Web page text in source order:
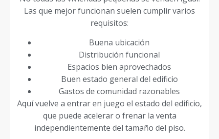
Las que mejor funcionan suelen cumplir varios
requisitos:
Buena ubicación
Distribución funcional
Espacios bien aprovechados
Buen estado general del edificio
Gastos de comunidad razonables
Aquí vuelve a entrar en juego el estado del edificio,
que puede acelerar o frenar la venta
independientemente del tamaño del piso.